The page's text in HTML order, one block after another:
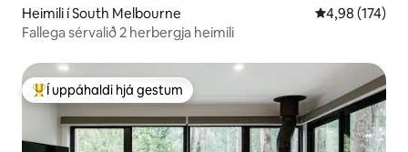
Heimili í South Melbourne 4,98 af 5 í
4,98 (174)
Fallega sérvalið 2 herbergja heimili
Í mestu uppáhaldi hjá gestum
Í uppáhaldi hjá gestum